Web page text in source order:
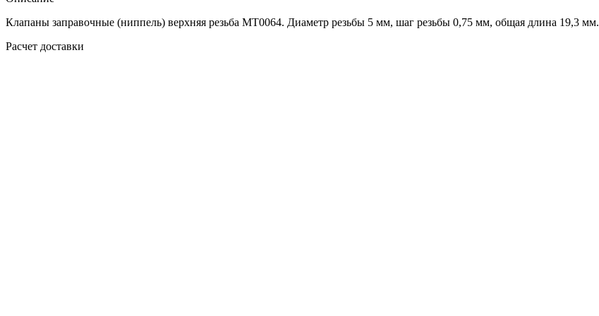
Клапаны заправочные (ниппель) верхняя резьба МТ0064. Диаметр резьбы 5 мм, шаг резьбы 0,75 мм, общая длина 19,3 мм.
Расчет доставки